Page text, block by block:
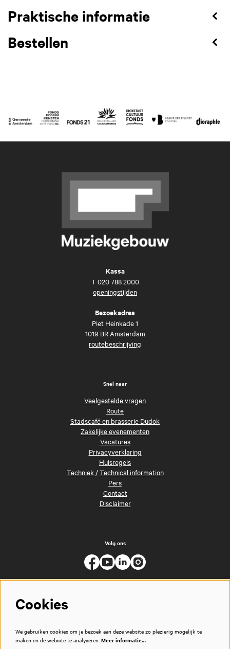
Praktische informatie
Bestellen
Kassa
T 020 788 2000
openingstijden
Bezoekadres
Piet Heinkade 1
1019 BR Amsterdam
routebeschrijving
Snel naar
Veelgestelde vragen
Route
Stadscafé en brasserie Dudok
Zakelijke evenementen
Vacatures
Privacyverklaring
Huisregels
Techniek/Technical information
Pers
Contact
Disclaimer
Volg ons
Cookies
We gebruiken cookies om je bezoek aan deze website zo plezierig mogelijk te
maken en de website te analyseren. Meer informatie…